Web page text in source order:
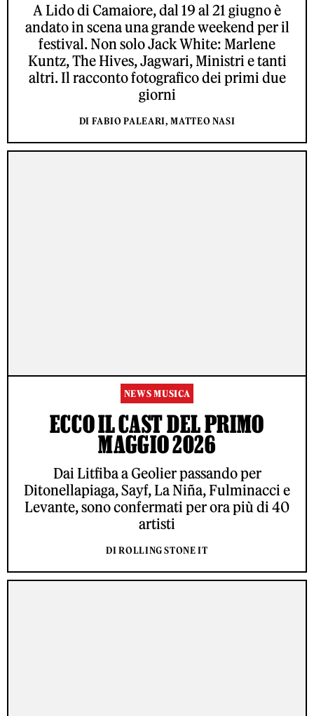
A Lido di Camaiore, dal 19 al 21 giugno è
andato in scena una grande weekend per il
festival. Non solo Jack White: Marlene
Kuntz, The Hives, Jagwari, Ministri e tanti
altri. Il racconto fotografico dei primi due
giorni
DI FABIO PALEARI, MATTEO NASI
NEWS MUSICA
ECCO IL CAST DEL PRIMO
MAGGIO 2026
Dai Litfiba a Geolier passando per
Ditonellapiaga, Sayf, La Niña, Fulminacci e
Levante, sono confermati per ora più di 40
artisti
DI ROLLING STONE IT